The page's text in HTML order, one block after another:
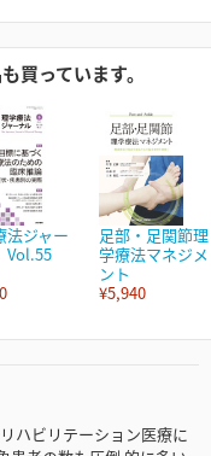
買っています。
法ジャー
足部・足関節理
学療法マネジメ
ント
¥5,940
ハビリテーション医療に